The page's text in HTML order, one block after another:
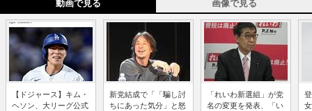
動画で見る 画像で見る
【ドジャース】キム・
ヘソン、大リーグ公式
新党結成で「「騙し討
ちにあった気分」と怒
「れいわ新選組」が党
名の変更を発表、「い